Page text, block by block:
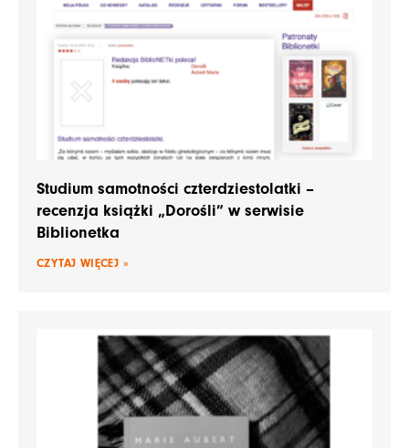
Studium samotności czterdziestolatki –
recenzja książki „Dorośli” w serwisie
Biblionetka
CZYTAJ WIĘCEJ »